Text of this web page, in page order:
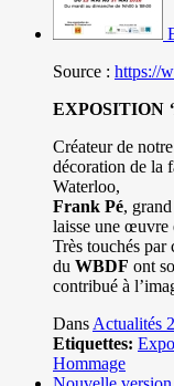
Source : https://
EXPOSITION
Créateur de
décoration de la
Waterloo,
Frank Pé,
laisse une œuvre
Très touchés par
du WBDF ont
contribué à
Dans Actualités
Etiquettes:
Hommage